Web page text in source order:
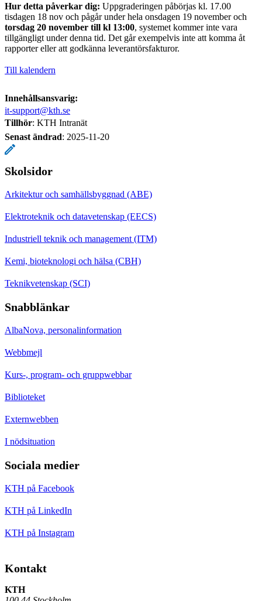
Hur detta påverkar dig: Uppgraderingen påbörjas kl. 17.00
tisdagen 18 nov och pågår under hela onsdagen 19 november och
torsdag 20 november till kl 13:00, systemet kommer inte vara
tillgängligt under denna tid. Det går exempelvis inte att komma åt
rapporter eller att godkänna leverantörsfakturor.
Till kalendern
Innehållsansvarig:
it-support@kth.se
Tillhör: KTH Intranät
Senast ändrad: 2025-11-20
Skolsidor
Arkitektur och samhällsbyggnad (ABE)
Elektroteknik och datavetenskap (EECS)
Industriell teknik och management (ITM)
Kemi, bioteknologi och hälsa (CBH)
Teknikvetenskap (SCI)
Snabblänkar
AlbaNova, personalinformation
Webbmejl
Kurs-, program- och gruppwebbar
Biblioteket
Externwebben
I nödsituation
Sociala medier
KTH på Facebook
KTH på LinkedIn
KTH på Instagram
Kontakt
KTH